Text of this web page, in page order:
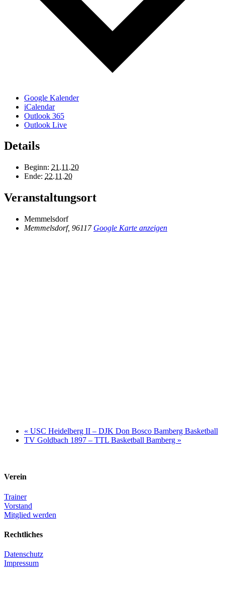
Google Kalender
iCalendar
Outlook 365
Outlook Live
Details
Beginn: 21.11.20
Ende: 22.11.20
Veranstaltungsort
Memmelsdorf
Memmelsdorf, 96117 Google Karte anzeigen
« USC Heidelberg II – DJK Don Bosco Bamberg Basketball
TV Goldbach 1897 – TTL Basketball Bamberg »
Verein
Trainer
Vorstand
Mitglied werden
Rechtliches
Datenschutz
Impressum